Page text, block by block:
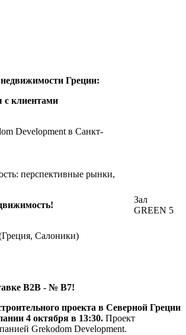
Греции:
с клиентами
Development в Санкт-
перспективные рынки,
Салоники)
Зал
GREEN 5
В2В - № В7!
проекта в Северной Греции
4 октября в 13:30. Проект
Grekodom Development.